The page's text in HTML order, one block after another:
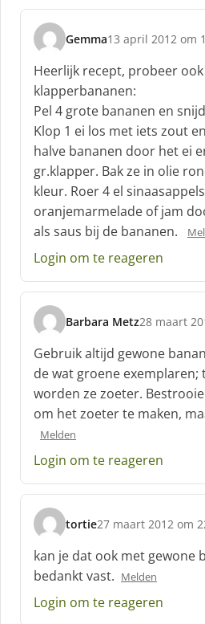
e
f
:
Gemma
s
c
h
r
e
e
f
13 april 2012 om
Heerlijk recept, probeer ook
klapperbananen:
Pel 4 grote bananen en
Klop 1 ei los met iets zout
halve bananen door het ei
gr.klapper. Bak ze in olie
kleur. Roer 4 el
oranjemarmelade of jam
als saus bij de bananen.
Login om te reageren
Barbara Metz
s
c
h
r
e
e
28 maart
Gebruik altijd gewone
de wat groene exemplaren;
worden ze zoeter.
om het zoeter te maken,
Melden
Login om te reageren
tortie
s
c
h
r
e
27 maart 2012 om
kan je dat ook met gewone
bedankt vast. Melden
Login om te reageren